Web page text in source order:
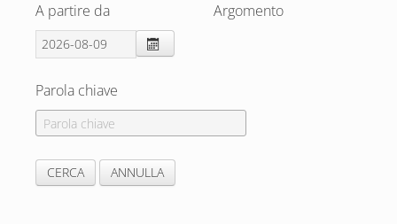
A partire da Argomento
Parola chiave